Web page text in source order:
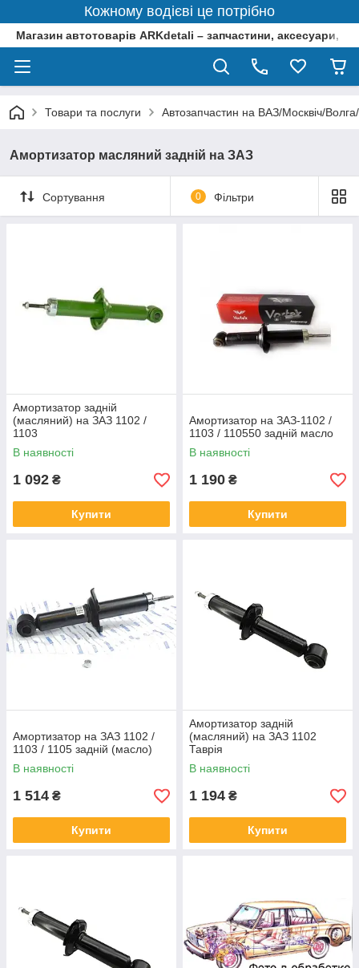
Кожному водієві це потрібно
Магазин автотоварів ARKdetali – запчастини, аксесуари,
Товари та послуги Автозапчастин на ВАЗ/Москвіч/
Амортизатор масляний задній на ЗАЗ
Сортування 0 Фільтри
Амортизатор задній
(масляний) на ЗАЗ 1102 /
1103
В наявності
1 092 ₴
Купити
Амортизатор на ЗАЗ-1102 /
1103 / 110550 задній масло
В наявності
1 190 ₴
Купити
Амортизатор на ЗАЗ 1102 /
1103 / 1105 задній (масло)
В наявності
1 514 ₴
Купити
Амортизатор задній
(масляний) на ЗАЗ 1102
Таврія
В наявності
1 194 ₴
Купити